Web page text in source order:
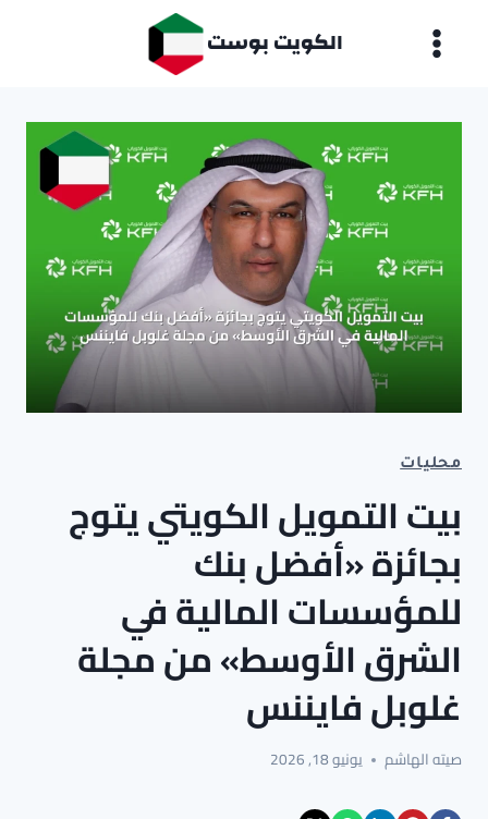
الكويت بوست
محليات
بيت التمويل الكويتي يتوج
بجائزة «أفضل بنك
للمؤسسات المالية في
الشرق الأوسط» من مجلة
غلوبل فايننس
صيته الهاشم يونيو 18, 2026